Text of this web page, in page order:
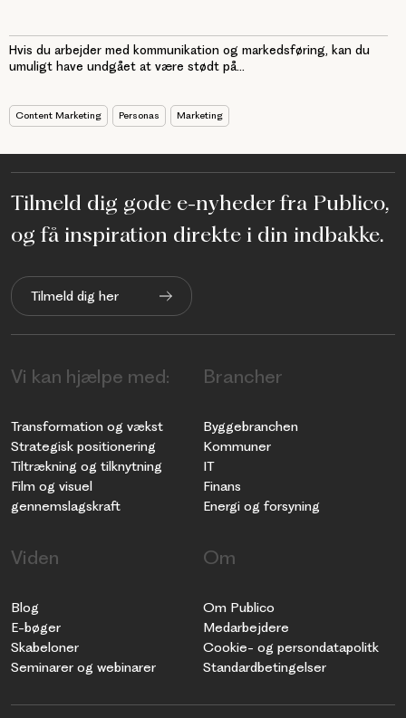
Hvis du arbejder med kommunikation og markedsføring, kan du
umuligt have undgået at være stødt på...
Content Marketing Personas Marketing
Tilmeld dig gode e-nyheder fra Publico,
og få inspiration direkte i din indbakke.
Tilmeld dig her
Vi kan hjælpe med:
Transformation og vækst
Strategisk positionering
Tiltrækning og tilknytning
Film og visuel
gennemslagskraft
Brancher
Byggebranchen
Kommuner
IT
Finans
Energi og forsyning
Viden
Blog
E-bøger
Skabeloner
Seminarer og webinarer
Om
Om Publico
Medarbejdere
Cookie- og persondatapolitk
Standardbetingelser